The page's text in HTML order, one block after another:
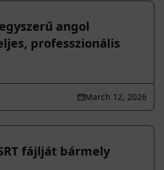
angol
professzionális
March 12, 2026
fájlját bármely